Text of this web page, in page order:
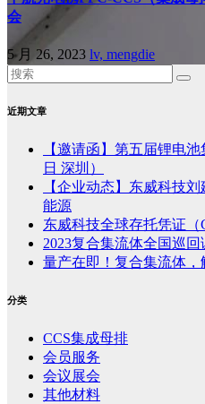
会
5 月 26, 2023 lv, mengdie
近期文章
【邀请函】第五届锂电
日 深圳）
【企业动态】东威科技
能源
东威科技全球存托凭证
2023复合集流体全国巡回
量产在即！复合集流体
分类
CCS集成母排
会员服务
会议展会
其他材料